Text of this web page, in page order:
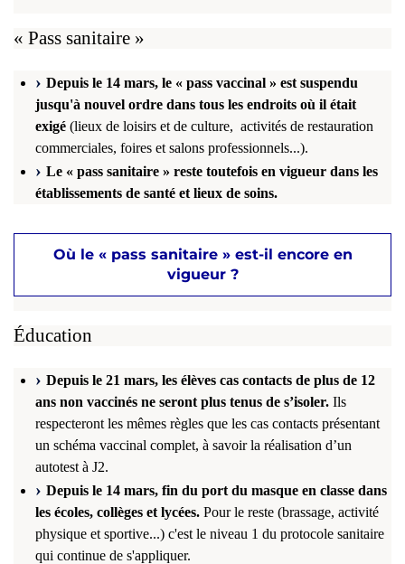
« Pass sanitaire »
Depuis le 14 mars, le « pass vaccinal » est suspendu
jusqu'à nouvel ordre dans tous les endroits où il était
exigé (lieux de loisirs et de culture, activités de restauration
commerciales, foires et salons professionnels...).
Le « pass sanitaire » reste toutefois en vigueur dans les
établissements de santé et lieux de soins.
Où le « pass sanitaire » est-il encore en
vigueur ?
Éducation
Depuis le 21 mars, les élèves cas contacts de plus de 12
ans non vaccinés ne seront plus tenus de s’isoler. Ils
respecteront les mêmes règles que les cas contacts présentant
un schéma vaccinal complet, à savoir la réalisation d’un
autotest à J2.
Depuis le 14 mars, fin du port du masque en classe dans
les écoles, collèges et lycées. Pour le reste (brassage, activité
physique et sportive...) c'est le niveau 1 du protocole sanitaire
qui continue de s'appliquer.